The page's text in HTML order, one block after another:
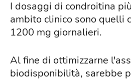
I dosaggi di condroitina
ambito clinico sono quelli
1200 mg giornalieri.
Al fine di ottimizzarne
biodisponibilità, sarebbe